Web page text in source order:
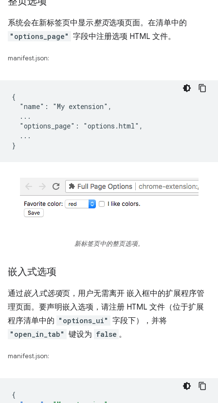
系统会在新标签页中显示整页选项页面。在清单中的
"options_page" 字段中注册选项 HTML 文件。
manifest.json:
{
  "name": "My extension",
  ...
  "options_page": "options.html",
  ...
新标签页中的整页选项。
嵌入式选项
通过嵌入式选项页，用户无需离开 嵌入框中的扩展程序管
理页面。要声明嵌入选项，请注册 HTML 文件（位于扩展
程序清单中的 "options_ui" 字段下），并将
"open_in_tab" 键设为 false 。
manifest.json:
{